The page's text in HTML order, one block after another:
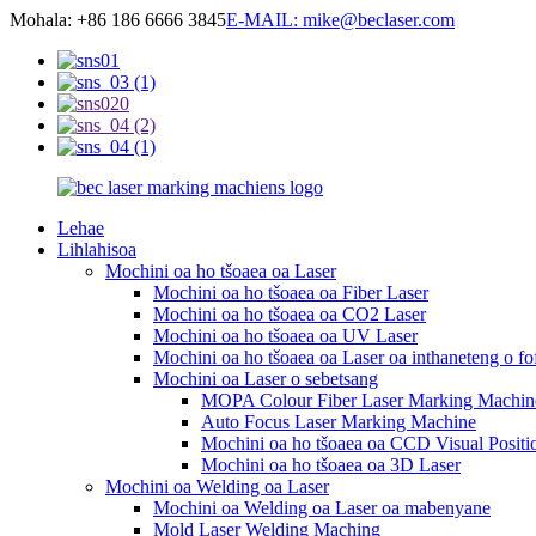
Mohala: +86 186 6666 3845E-MAIL: mike@beclaser.com
Lehae
Lihlahisoa
Mochini oa ho tšoaea oa Laser
Mochini oa ho tšoaea oa Fiber Laser
Mochini oa ho tšoaea oa CO2 Laser
Mochini oa ho tšoaea oa UV Laser
Mochini oa ho tšoaea oa Laser oa inthaneteng o
Mochini oa Laser o sebetsang
MOPA Colour Fiber Laser Marking
Auto Focus Laser Marking Machine
Mochini oa ho tšoaea oa CCD Visual
Mochini oa ho tšoaea oa 3D Laser
Mochini oa Welding oa Laser
Mochini oa Welding oa Laser oa mabenyane
Mold Laser Welding Maching